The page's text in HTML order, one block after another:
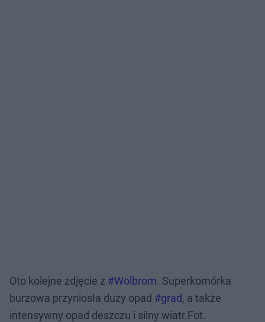
Oto kolejne zdjęcie z #Wolbrom. Superkomórka
burzowa przyniosła duży opad #grad, a także
intensywny opad deszczu i silny wiatr.Fot.